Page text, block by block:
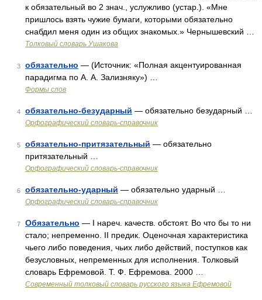
к обязательный во 2 знач., услужливо (устар.). «Мне
пришлось взять чужие бумаги, которыми обязательно
снабдил меня один из общих знакомых.» Чернышевский …
Толковый словарь Ушакова
3 обязательно — (Источник: «Полная акцентуированная
парадигма по А. А. Зализняку») …
Формы слов
4 обязательно-безударный — обязательно безударный …
Орфографический словарь-справочник
5 обязательно-притязательный — обязательно
притязательный …
Орфографический словарь-справочник
6 обязательно-ударный — обязательно ударный …
Орфографический словарь-справочник
7 Обязательно — I нареч. качеств. обстоят. Во что бы то ни
стало; непременно. II предик. Оценочная характеристика
чьего либо поведения, чьих либо действий, поступков как
безусловных, непременных для исполнения. Толковый
словарь Ефремовой. Т. Ф. Ефремова. 2000 …
Современный толковый словарь русского языка Ефремовой